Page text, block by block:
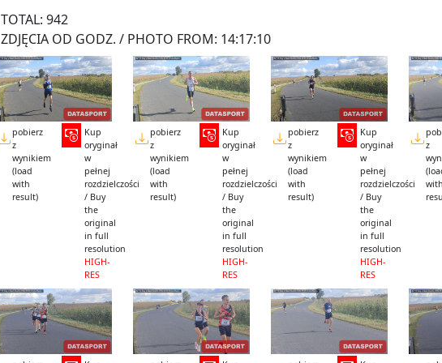
TOTAL: 942
ZDJĘCIA OD GODZ. / PHOTO FROM: 14:17:10
pobierz
z
wynikiem
(load
with
result)
Kup
oryginał
w
pełnej
rozdzielczości
/ Buy
the
original
in full
resolution
HIGH-
RES
pobierz
z
wynikiem
(load
with
result)
Kup
oryginał
w
pełnej
rozdzielczości
/ Buy
the
original
in full
resolution
HIGH-
RES
pobierz
z
wynikiem
(load
with
result)
Kup
oryginał
w
pełnej
rozdzielczości
/ Buy
the
original
in full
resolution
HIGH-
RES
z
with